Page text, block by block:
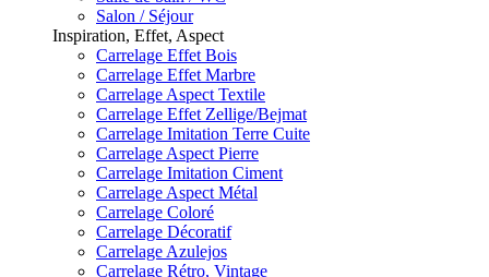
Salon / Séjour
Inspiration, Effet, Aspect
Carrelage Effet Bois
Carrelage Effet Marbre
Carrelage Aspect Textile
Carrelage Effet Zellige/Bejmat
Carrelage Imitation Terre Cuite
Carrelage Aspect Pierre
Carrelage Imitation Ciment
Carrelage Aspect Métal
Carrelage Coloré
Carrelage Décoratif
Carrelage Azulejos
Carrelage Rétro, Vintage